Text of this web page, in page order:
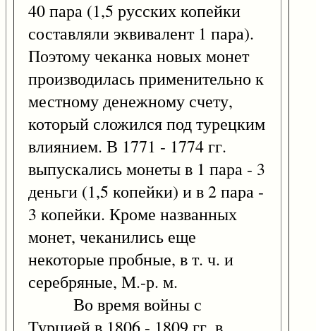
40 пара (1,5 русских копейки
составляли эквивалент 1 пара).
Поэтому чеканка новых монет
производилась применительно к
местному денежному счету,
который сложился под турецким
влиянием. В 1771 - 1774 гг.
выпускались монеты в 1 пара - 3
деньги (1,5 копейки) и в 2 пара -
3 копейки. Кроме названных
монет, чеканились еще
некоторые пробные, в т. ч. и
серебряные, М.-р. м.
Во время войны с